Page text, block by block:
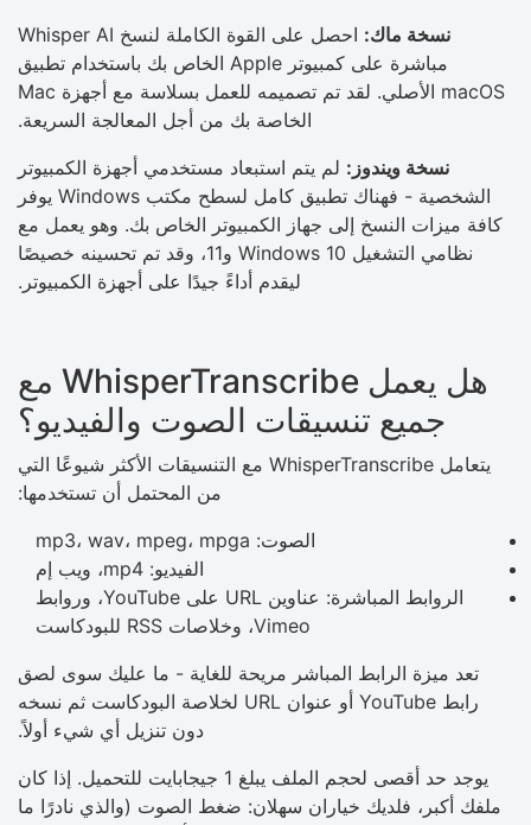
نسخة ماك:
احصل على القوة الكاملة لنسخ Whisper AI
مباشرة على كمبيوتر Apple الخاص بك باستخدام تطبيق
macOS الأصلي. لقد تم تصميمه للعمل بسلاسة مع أجهزة Mac
الخاصة بك من أجل المعالجة السريعة.
نسخة ويندوز: لم يتم استبعاد مستخدمي أجهزة الكمبيوتر
الشخصية - فهناك تطبيق كامل لسطح مكتب Windows يوفر
كافة ميزات النسخ إلى جهاز الكمبيوتر الخاص بك. وهو يعمل مع
نظامي التشغيل Windows 10 و11، وقد تم تحسينه خصيصًا
ليقدم أداءً جيدًا على أجهزة الكمبيوتر.
هل يعمل WhisperTranscribe مع
جميع تنسيقات الصوت والفيديو؟
يتعامل WhisperTranscribe مع التنسيقات الأكثر شيوعًا التي
من المحتمل أن تستخدمها:
الصوت: mp3، wav، mpeg، mpga
الفيديو: mp4، ويب إم
الروابط المباشرة: عناوين URL على YouTube، وروابط
Vimeo، وخلاصات RSS للبودكاست
تعد ميزة الرابط المباشر مريحة للغاية - ما عليك سوى لصق
رابط YouTube أو عنوان URL لخلاصة البودكاست ثم نسخه
دون تنزيل أي شيء أولاً.
يوجد حد أقصى لحجم الملف يبلغ 1 جيجابايت للتحميل. إذا كان
ملفك أكبر، فلديك خياران سهلان: ضغط الصوت (والذي نادرًا ما